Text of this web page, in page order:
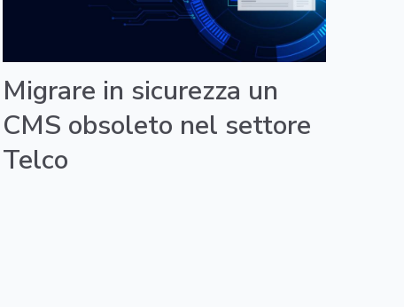
Migrare in sicurezza un
CMS obsoleto nel settore
Telco